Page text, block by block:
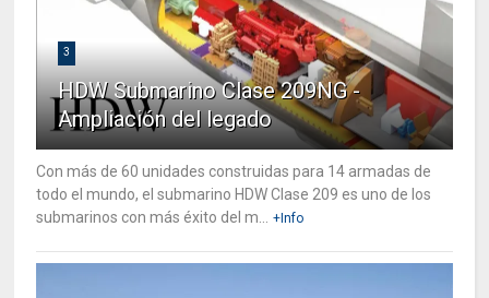
3
HDW Submarino Clase 209NG -
Ampliación del legado
Con más de 60 unidades construidas para 14 armadas de
todo el mundo, el submarino HDW Clase 209 es uno de los
submarinos con más éxito del m...
+Info